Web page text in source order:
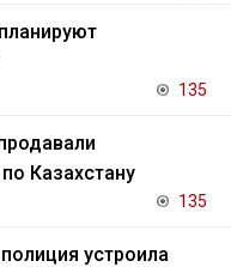
135
Казахстану
135
устроила